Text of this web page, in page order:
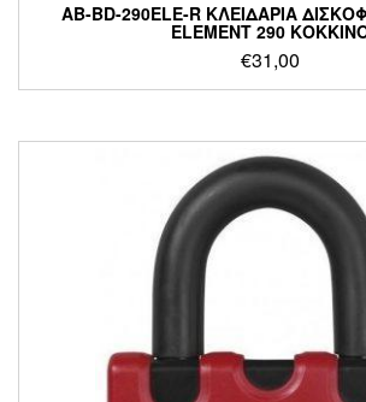
AB-BD-290ELE-R ΚΛΕΙΔΑΡΙΑ
ELEMENT 290
€31,00